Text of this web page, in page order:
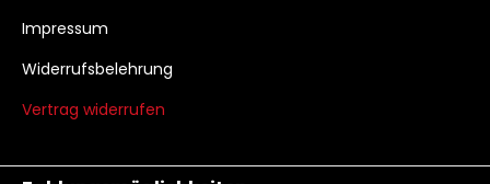
Impressum
Widerrufsbelehrung
Vertrag widerrufen